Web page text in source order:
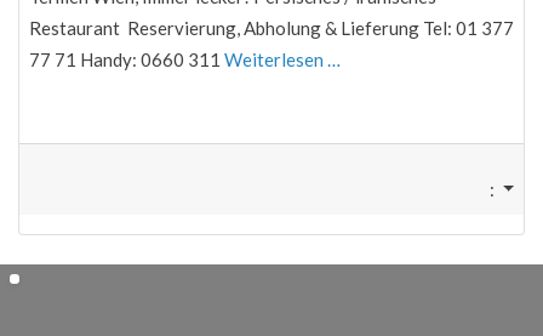
Restaurant Reservierung, Abholung & Lieferung Tel: 01 377
77 71 Handy: 0660 311 Weiterlesen …
: